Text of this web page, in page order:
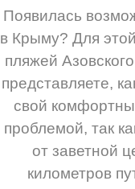
Появилась
в Крыму? Для
пляжей
представляете,
свой
проблемой, так
от заветной
километров